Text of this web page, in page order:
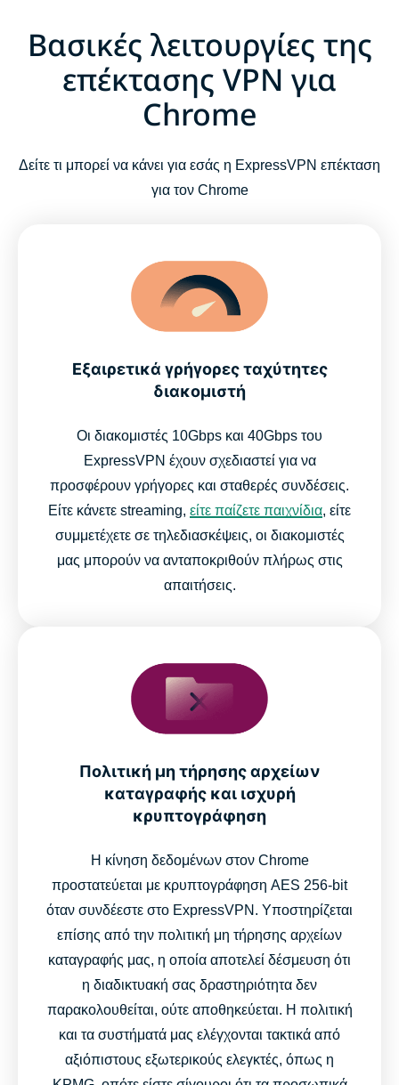
Βασικές λειτουργίες της
επέκτασης VPN για
Chrome
Δείτε τι μπορεί να κάνει για εσάς η ExpressVPN επέκταση
για τον Chrome
Εξαιρετικά γρήγορες ταχύτητες
διακομιστή
Οι διακομιστές 10Gbps και 40Gbps του
ExpressVPN έχουν σχεδιαστεί για να
προσφέρουν γρήγορες και σταθερές συνδέσεις.
Είτε κάνετε streaming, είτε παίζετε παιχνίδια, είτε
συμμετέχετε σε τηλεδιασκέψεις, οι διακομιστές
μας μπορούν να ανταποκριθούν πλήρως στις
απαιτήσεις.
Πολιτική μη τήρησης αρχείων
καταγραφής και ισχυρή
κρυπτογράφηση
Η κίνηση δεδομένων στον Chrome
προστατεύεται με κρυπτογράφηση AES 256-bit
όταν συνδέεστε στο ExpressVPN. Υποστηρίζεται
επίσης από την πολιτική μη τήρησης αρχείων
καταγραφής μας, η οποία αποτελεί δέσμευση ότι
η διαδικτυακή σας δραστηριότητα δεν
παρακολουθείται, ούτε αποθηκεύεται. Η πολιτική
και τα συστήματά μας ελέγχονται τακτικά από
αξιόπιστους εξωτερικούς ελεγκτές, όπως η